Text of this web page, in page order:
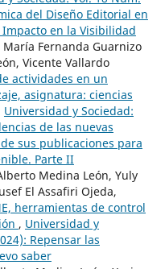
del Diseño Editorial en
en la Visibilidad
María Fernanda Guarnizo
Vicente Vallardo
actividades en un
asignatura: ciencias
Universidad y Sociedad:
de las nuevas
sus publicaciones para
Parte II
Medina León, Yuly
El Assafiri Ojeda,
herramientas de control
, Universidad y
Repensar las
saber